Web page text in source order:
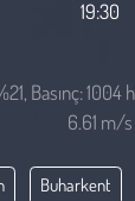
19:30
Basınç: 1004
6.61 m/s
Buharkent